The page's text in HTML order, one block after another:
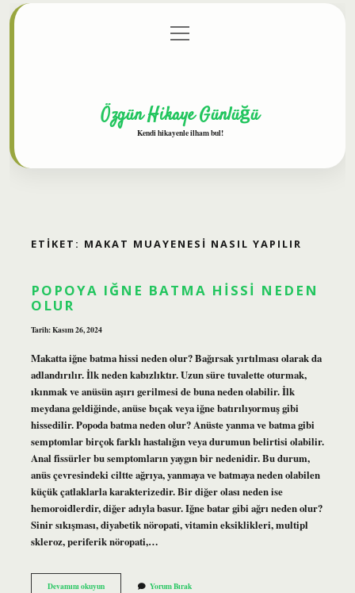
Gizlilik Politikası
menüyü
aç
Özgün Hikaye Günlüğü
Kendi hikayenle ilham bul!
ETIKET: MAKAT MUAYENESI NASIL YAPILIR
POPOYA IĞNE BATMA HISSI NEDEN
OLUR
Tarih: Kasım 26, 2024
Makatta iğne batma hissi neden olur? Bağırsak yırtılması olarak da
adlandırılır. İlk neden kabızlıktır. Uzun süre tuvalette oturmak,
ıkınmak ve anüsün aşırı gerilmesi de buna neden olabilir. İlk
meydana geldiğinde, anüse bıçak veya iğne batırılıyormuş gibi
hissedilir. Popoda batma neden olur? Anüste yanma ve batma gibi
semptomlar birçok farklı hastalığın veya durumun belirtisi olabilir.
Anal fissürler bu semptomların yaygın bir nedenidir. Bu durum,
anüs çevresindeki ciltte ağrıya, yanmaya ve batmaya neden olabilen
küçük çatlaklarla karakterizedir. Bir diğer olası neden ise
hemoroidlerdir, diğer adıyla basur. Iğne batar gibi ağrı neden olur?
Sinir sıkışması, diyabetik nöropati, vitamin eksiklikleri, multipl
skleroz, periferik nöropati,…
Devamını okuyunPopoya
Yorum Bırak